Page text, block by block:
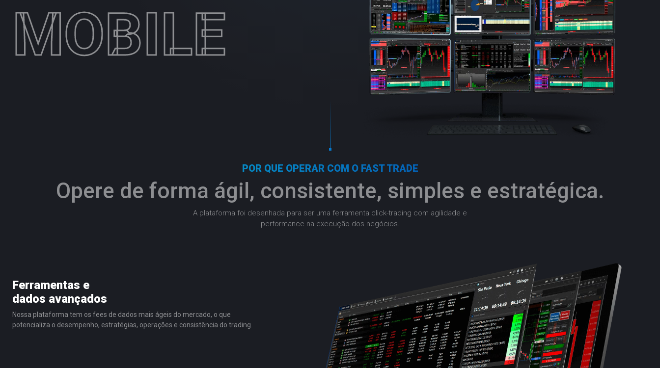
MOBILE
POR QUE OPERAR COM O FAST TRADE
Opere de forma ágil, consistente, simples e estratégica.
A plataforma foi desenhada para ser uma ferramenta click-trading com agilidade e
performance na execução dos negócios.
Ferramentas e
dados avançados
Nossa plataforma tem os fees de dados mais ágeis do mercado, o que
potencializa o desempenho, estratégias, operações e consistência do trading.